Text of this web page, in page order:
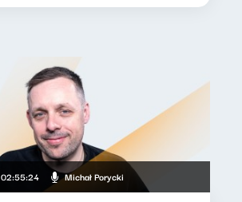
02:55:24 Michał Porycki